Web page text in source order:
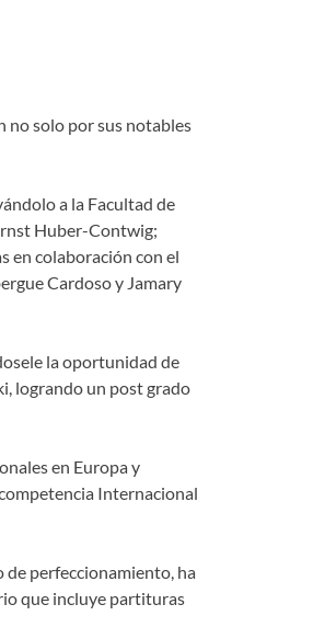
no solo por sus notables
a la Facultad de
Huber-Contwig;
en colaboración con el
Cardoso y Jamary
la oportunidad de
logrando un post grado
en Europa y
Internacional
de perfeccionamiento, ha
que incluye partituras